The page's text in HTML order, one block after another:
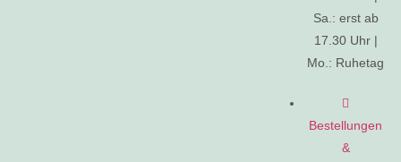
Sa.: erst ab
17.30 Uhr |
Mo.: Ruhetag
Bestellungen
&